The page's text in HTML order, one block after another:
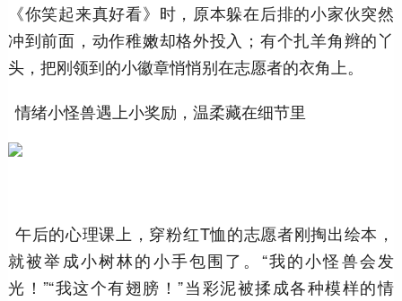
《你笑起来真好看》时，原本躲在后排的小家伙突然
冲到前面，动作稚嫩却格外投入；有个扎羊角辫的丫
头，把刚领到的小徽章悄悄别在志愿者的衣角上。
情绪小怪兽遇上小奖励，温柔藏在细节里
午后的心理课上，穿粉红T恤的志愿者刚掏出绘本，
就被举成小树林的小手包围了。“我的小怪兽会发
光！”“我这个有翅膀！”当彩泥被揉成各种模样的情